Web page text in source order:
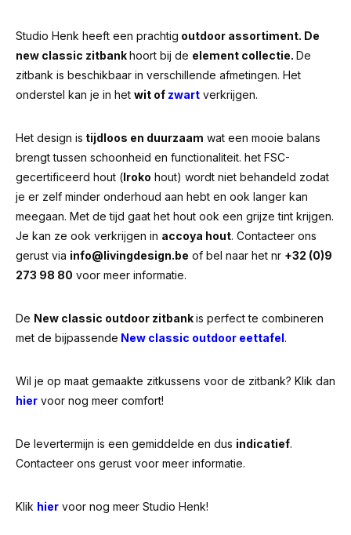
Studio Henk heeft een prachtig outdoor assortiment. De
new classic zitbankhoort bij de element collectie. De
zitbank is beschikbaar in verschillende afmetingen. Het
onderstel kan je in het wit of zwart verkrijgen.
Het design is tijdloos en duurzaam wat een mooie balans
brengt tussen schoonheid en functionaliteit. het FSC-
gecertificeerd hout (Iroko hout) wordt niet behandeld zodat
je er zelf minder onderhoud aan hebt en ook langer kan
meegaan. Met de tijd gaat het hout ook een grijze tint krijgen.
Je kan ze ook verkrijgen in accoya hout. Contacteer ons
gerust via info@livingdesign.be of bel naar het nr +32 (0)9
273 98 80 voor meer informatie.
De New classic outdoor zitbankis perfect te combineren
met de bijpassende New classic outdoor eettafel.
Wil je op maat gemaakte zitkussens voor de zitbank? Klik dan
hier voor nog meer comfort!
De levertermijn is een gemiddelde en dus indicatief.
Contacteer ons gerust voor meer informatie.
Klik hier voor nog meer Studio Henk!